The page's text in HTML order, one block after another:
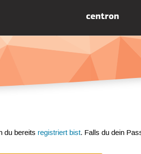
du bereits registriert bist. Falls du dein